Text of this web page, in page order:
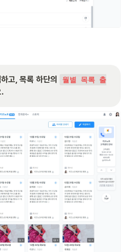
고, 목록 하단의
월별 목록 출
.